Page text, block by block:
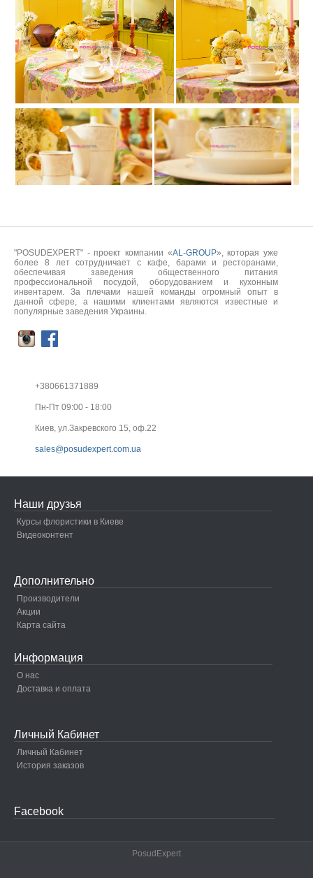
"POSUDEXPERT" - проект компании «AL-GROUP», которая уже
более 8 лет сотрудничает с кафе, барами и ресторанами,
обеспечивая заведения общественного питания
профессиональной посудой, оборудованием и кухонным
инвентарем. За плечами нашей команды огромный опыт в
данной сфере, а нашими клиентами являются известные и
популярные заведения Украины.
+380661371889
Пн-Пт 09:00 - 18:00
Киев, ул.Закревского 15, оф.22
sales@posudexpert.com.ua
Наши друзья
Курсы флористики в Киеве
Видеоконтент
Дополнительно
Производители
Акции
Карта сайта
Информация
О нас
Доставка и оплата
Личный Кабинет
Личный Кабинет
История заказов
Facebook
PosudExpert